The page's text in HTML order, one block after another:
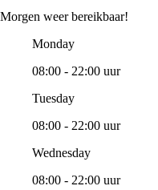
Morgen weer bereikbaar!
Monday
08:00 - 22:00 uur
Tuesday
08:00 - 22:00 uur
Wednesday
08:00 - 22:00 uur